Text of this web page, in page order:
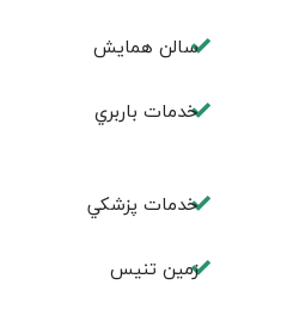
سالن همايش
خدمات باربري
خدمات پزشكي
زمين تنيس